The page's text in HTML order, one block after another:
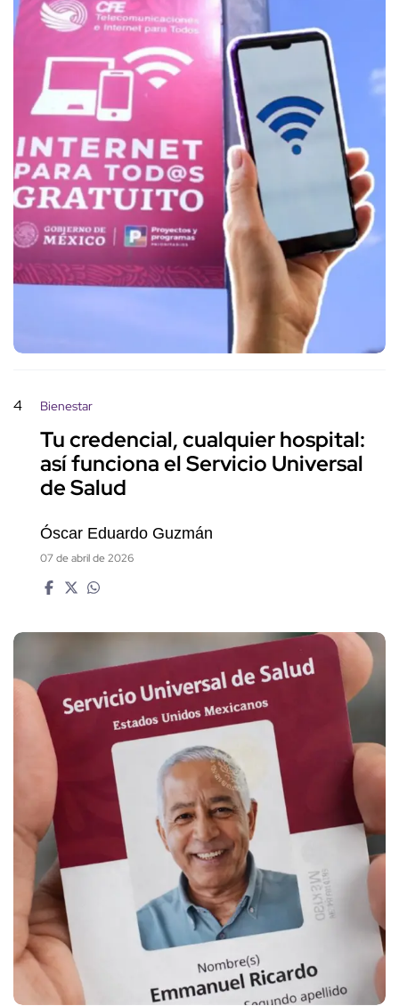
4 Bienestar
Tu credencial, cualquier hospital:
así funciona el Servicio Universal
de Salud
Óscar Eduardo Guzmán
07 de abril de 2026